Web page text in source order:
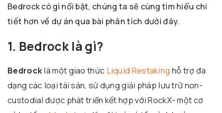
Bedrock có gì nổi bật, chúng ta sẽ cùng tìm hiểu chi
tiết hơn về dự án qua bài phân tích dưới đây.
1. Bedrock là gì?
Bedrocklà một giao thức Liquid Restaking hỗ trợ đa
dạng các loại tài sản, sử dụng giải pháp lưu trữ non-
custodial được phát triển kết hợp với RockX- một cơ